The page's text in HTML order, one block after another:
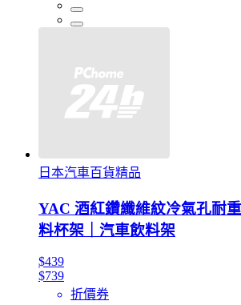
日本汽車百貨精品
YAC 酒紅鑽纖維紋冷氣孔耐
料杯架｜汽車飲料架
$439
$739
折價券